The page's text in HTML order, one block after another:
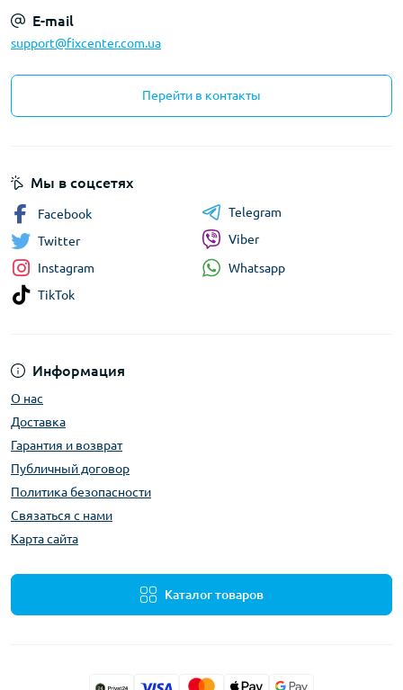
E-mail
support@fixcenter.com.ua
Перейти в контакты
Информация
О нас
Доставка
Гарантия и возврат
Публичный договор
Политика безопасности
Связаться с нами
Карта сайта
Каталог товаров
Мы в соцсетях
Facebook
Twitter
Instagram
TikTok
Telegram
Viber
Whatsapp